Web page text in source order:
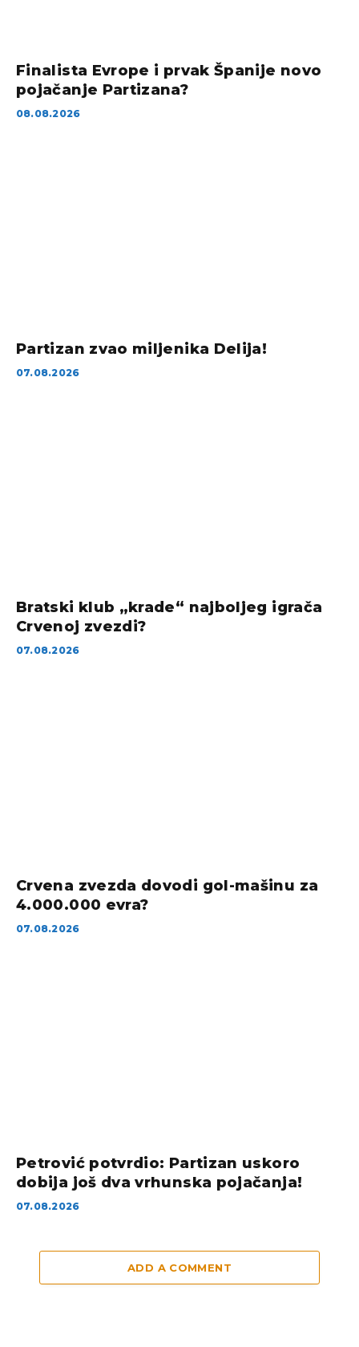
Finalista Evrope i prvak Španije novo
pojačanje Partizana?
08.08.2026
Partizan zvao miljenika Delija!
07.08.2026
Bratski klub „krade“ najboljeg igrača
Crvenoj zvezdi?
07.08.2026
Crvena zvezda dovodi gol-mašinu za
4.000.000 evra?
07.08.2026
Petrović potvrdio: Partizan uskoro
dobija još dva vrhunska pojačanja!
07.08.2026
ADD A COMMENT